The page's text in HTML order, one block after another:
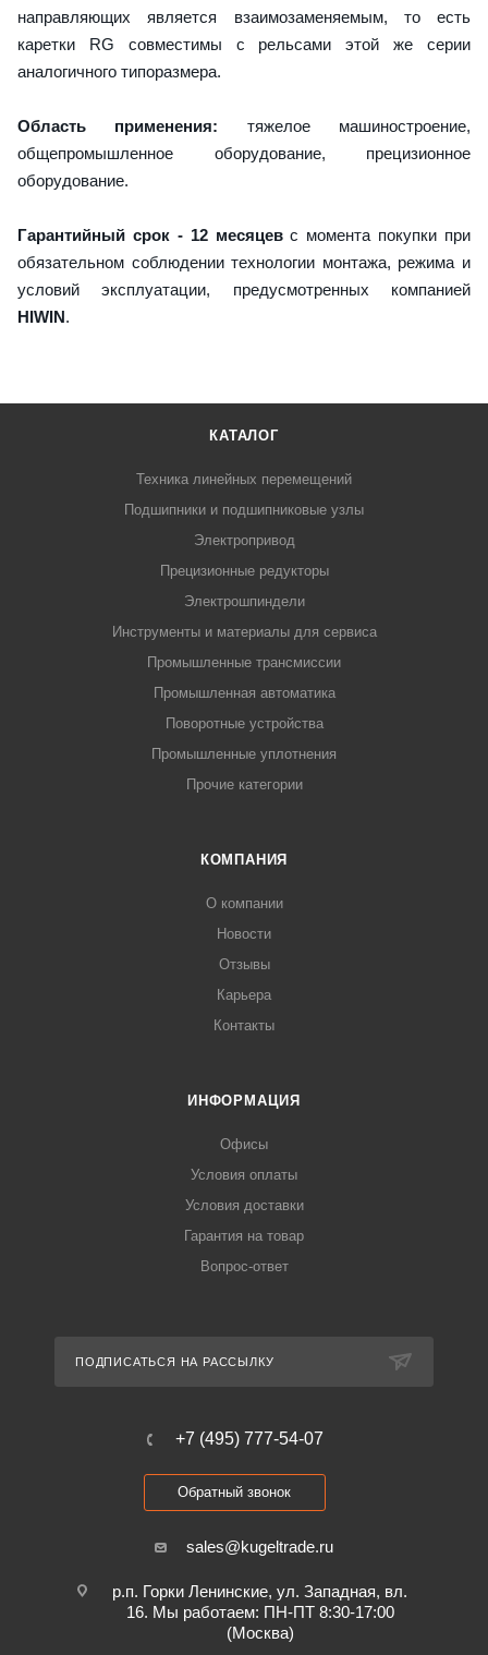
направляющих является взаимозаменяемым, то есть
каретки RG совместимы с рельсами этой же серии
аналогичного типоразмера.
Область применения: тяжелое машиностроение,
общепромышленное оборудование, прецизионное
оборудование.
Гарантийный срок - 12 месяцевс момента покупки при
обязательном соблюдении технологии монтажа, режима и
условий эксплуатации, предусмотренных компанией
HIWIN.
КАТАЛОГ
Техника линейных перемещений
Подшипники и подшипниковые узлы
Электропривод
Прецизионные редукторы
Электрошпиндели
Инструменты и материалы для сервиса
Промышленные трансмиссии
Промышленная автоматика
Поворотные устройства
Промышленные уплотнения
Прочие категории
КОМПАНИЯ
О компании
Новости
Отзывы
Карьера
Контакты
ИНФОРМАЦИЯ
Офисы
Условия оплаты
Условия доставки
Гарантия на товар
Вопрос-ответ
ПОДПИСАТЬСЯ НА РАССЫЛКУ
+7 (495) 777-54-07
Обратный звонок
sales@kugeltrade.ru
р.п. Горки Ленинские, ул. Западная, вл.
16. Мы работаем: ПН-ПТ 8:30-17:00
(Москва)